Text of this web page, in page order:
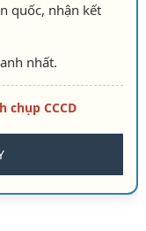
quốc, nhận kết
nhất.
chụp CCCD